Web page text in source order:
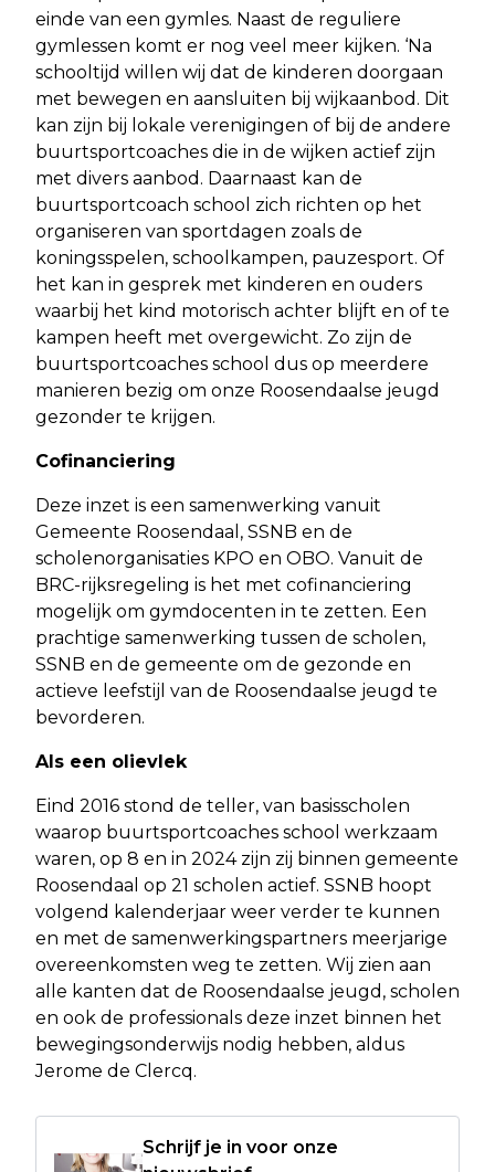
einde van een gymles. Naast de reguliere
gymlessen komt er nog veel meer kijken. ‘Na
schooltijd willen wij dat de kinderen doorgaan
met bewegen en aansluiten bij wijkaanbod. Dit
kan zijn bij lokale verenigingen of bij de andere
buurtsportcoaches die in de wijken actief zijn
met divers aanbod. Daarnaast kan de
buurtsportcoach school zich richten op het
organiseren van sportdagen zoals de
koningsspelen, schoolkampen, pauzesport. Of
het kan in gesprek met kinderen en ouders
waarbij het kind motorisch achter blijft en of te
kampen heeft met overgewicht. Zo zijn de
buurtsportcoaches school dus op meerdere
manieren bezig om onze Roosendaalse jeugd
gezonder te krijgen.
Cofinanciering
Deze inzet is een samenwerking vanuit
Gemeente Roosendaal, SSNB en de
scholenorganisaties KPO en OBO. Vanuit de
BRC-rijksregeling is het met cofinanciering
mogelijk om gymdocenten in te zetten. Een
prachtige samenwerking tussen de scholen,
SSNB en de gemeente om de gezonde en
actieve leefstijl van de Roosendaalse jeugd te
bevorderen.
Als een olievlek
Eind 2016 stond de teller, van basisscholen
waarop buurtsportcoaches school werkzaam
waren, op 8 en in 2024 zijn zij binnen gemeente
Roosendaal op 21 scholen actief. SSNB hoopt
volgend kalenderjaar weer verder te kunnen
en met de samenwerkingspartners meerjarige
overeenkomsten weg te zetten. Wij zien aan
alle kanten dat de Roosendaalse jeugd, scholen
en ook de professionals deze inzet binnen het
bewegingsonderwijs nodig hebben, aldus
Jerome de Clercq.
Schrijf je in voor onze